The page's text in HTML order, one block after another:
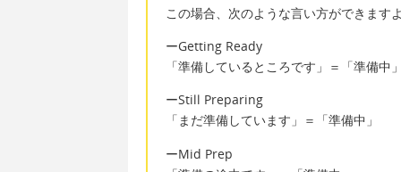
この場合、次のような言い方ができますよ
ーGetting Ready
「準備しているところです」＝「準備中」
ーStill Preparing
「まだ準備しています」＝「準備中」
ーMid Prep